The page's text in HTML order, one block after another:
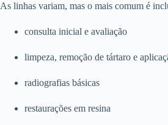
As linhas variam, mas o mais comum é
consulta inicial e avaliação
limpeza, remoção de tártaro e
radiografias básicas
restaurações em resina